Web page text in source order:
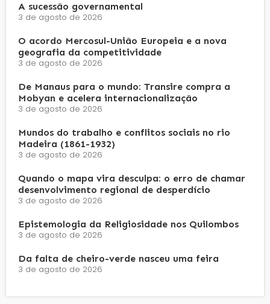
A sucessão governamental
3 de agosto de 2026
O acordo Mercosul-União Europeia e a nova
geografia da competitividade
3 de agosto de 2026
De Manaus para o mundo: Transire compra a
Mobyan e acelera internacionalização
3 de agosto de 2026
Mundos do trabalho e conflitos sociais no rio
Madeira (1861-1932)
3 de agosto de 2026
Quando o mapa vira desculpa: o erro de chamar
desenvolvimento regional de desperdício
3 de agosto de 2026
Epistemologia da Religiosidade nos Quilombos
3 de agosto de 2026
Da falta de cheiro-verde nasceu uma feira
3 de agosto de 2026